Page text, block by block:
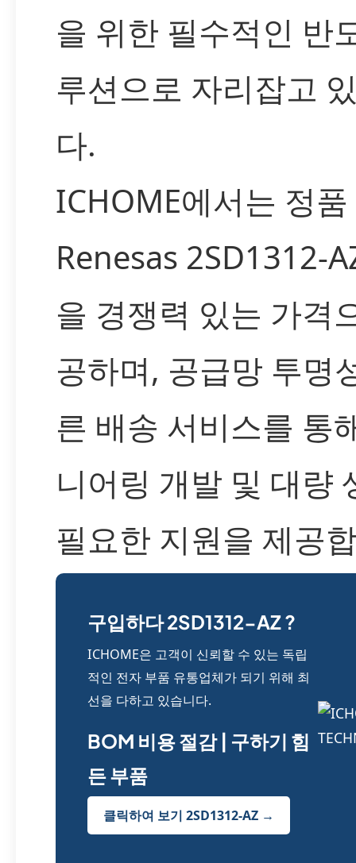
을 위한 필수적인 반
루션으로 자리잡고
다.
ICHOME에서는 정품
Renesas 2SD1312-
을 경쟁력 있는 가격
공하며, 공급망 투명
른 배송 서비스를 통
니어링 개발 및 대량
필요한 지원을 제공
구입하다 2SD1312-AZ ?
ICHOME은 고객이 신뢰할 수 있는 독립
적인 전자 부품 유통업체가 되기 위해 최
선을 다하고 있습니다.
BOM 비용 절감 | 구하기 힘
든 부품
클릭하여 보기 2SD1312-AZ →